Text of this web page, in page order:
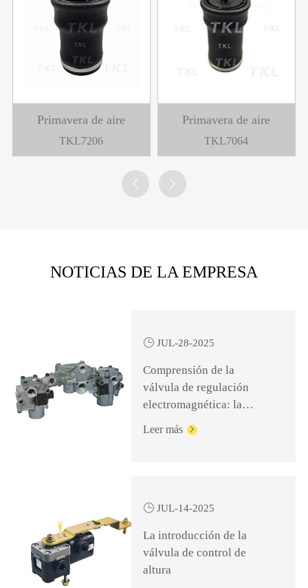
Primavera de aire
TKL7064
Primavera de aire
TKL8050
 
NOTICIAS DE LA EMPRESA
 JUL-28-2025
Comprensión de la
válvula de regulación
electromagnética: la
clave para un frenado
seguro y eficiente
Leer más 
 JUL-14-2025
La introducción de la
válvula de control de
altura